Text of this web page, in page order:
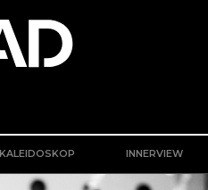
KALEIDOSKOP INNERVIEW